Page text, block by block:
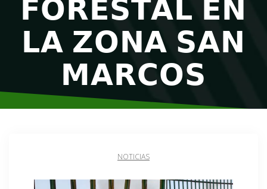
𝗙𝗢𝗥𝗘𝗦𝗧𝗔𝗟 𝗘𝗡
𝗟𝗔 𝗭𝗢𝗡𝗔 𝗦𝗔𝗡
𝗠𝗔𝗥𝗖𝗢𝗦
NOTICIAS